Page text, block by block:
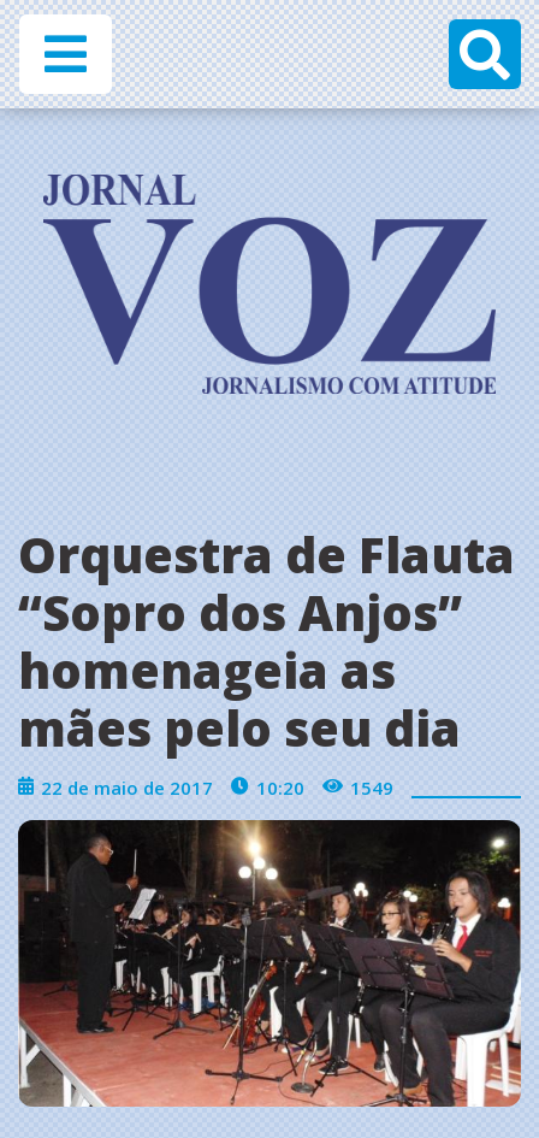
Orquestra de Flauta
‘‘Sopro dos Anjos’’
homenageia as
mães pelo seu dia
22 de maio de 2017 10:20 1549